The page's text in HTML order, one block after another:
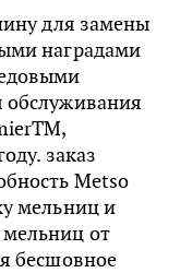
для замены
наградами
заказ
Metso
мельниц и
от
бесшовное